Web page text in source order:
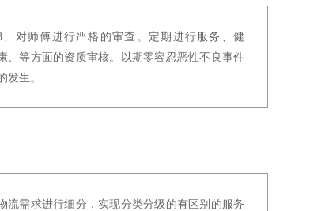
、对师傅进行严格的审查。定期进行服务、健
、等方面的资质审核。以期零容忍恶性不良事件
发生。
流需求进行细分，实现分类分级的有区别的服务